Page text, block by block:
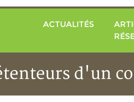
ACTUALITÉS
d'un